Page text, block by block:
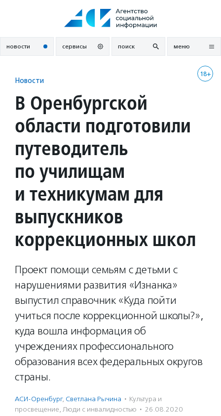
новости сервисы поиск меню
18+
Новости
В Оренбургской
области подготовили
путеводитель
по училищам
и техникумам для
выпускников
коррекционных школ
Проект помощи семьям с детьми с
нарушениями развития «Изнанка»
выпустил справочник «Куда пойти
учиться после коррекционной школы?»,
куда вошла информация об
учреждениях профессионального
образования всех федеральных округов
страны.
АСИ-Оренбург, Светлана Рычина · Культура и
просвещение, Люди с инвалидностью · 26.08.2020